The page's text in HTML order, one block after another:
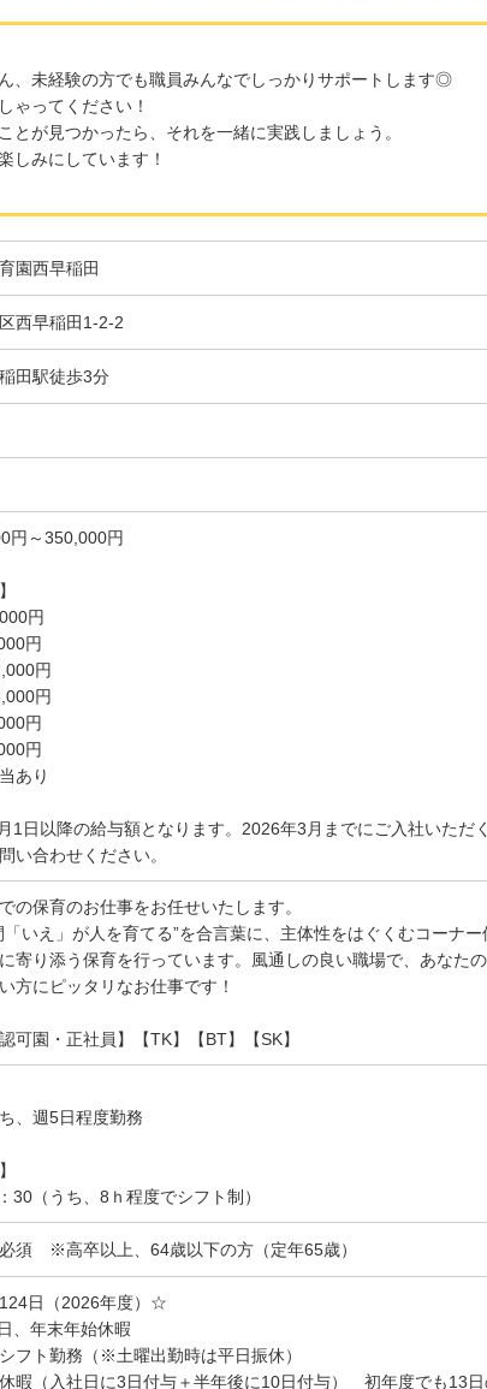
、未経験の方でも職員みんなでしっかりサポートします◎
ゃってください！
とが見つかったら、それを一緒に実践しましょう。
しみにしています！
園西早稲田
西早稲田1-2-2
田駅徒歩3分
円～350,000円
円
円
円
円
円
円
あり
1日以降の給与額となります。2026年3月までにご入社いただ
い合わせください。
の保育のお仕事をお任せいたします。
「いえ」が人を育てる”を合言葉に、主体性をはぐくむコーナ
寄り添う保育を行っています。風通しの良い職場で、あなた
方にピッタリなお仕事です！
可園・正社員】【TK】【BT】【SK】
、週5日程度勤務
30（うち、8ｈ程度でシフト制）
須 ※高卒以上、64歳以下の方（定年65歳）
日（2026年度）☆
、年末年始休暇
フト勤務（※土曜出勤時は平日振休）
休暇（入社日に3日付与＋半年後に10日付与） 初年度でも13